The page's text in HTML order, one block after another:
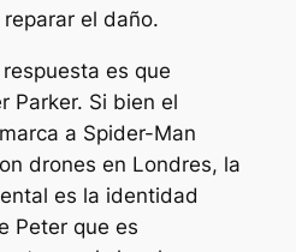
el daño.
es que
Parker. Si bien el
a Spider-Man
drones en Londres, la
es la identidad
Peter que es